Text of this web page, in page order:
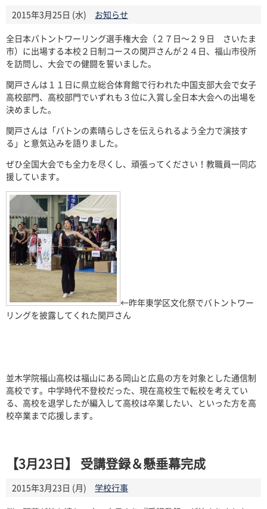
2015年3月25日 (水)
お知らせ
全日本バトントワーリング選手権大会（２７日～２９日 さいたま
市）に出場する本校２日制コースの関戸さんが２４日、福山市役所
を訪問し、大会での健闘を誓いました。
関戸さんは１１日に県立総合体育館で行われた中国支部大会で女子
高校部門、高校部門でいずれも３位に入賞し全日本大会への出場を
決めました。
関戸さんは「バトンの素晴らしさを伝えられるよう全力で演技す
る」と意気込みを語りました。
ぜひ全国大会でも全力を尽くし、頑張ってください！教職員一同応
援しています。
←昨年東学区文化祭でバトントワー
リングを披露してくれた関戸さん
並木学院福山高校は福山にある岡山と広島の方を対象とした通信制
高校です。中学時代不登校だった、現在高校生で転校を考えてい
る、高校を退学したが編入して高校は卒業したい、といった方を高
校卒業まで応援します。
【3月23日】 受講登録＆懸垂幕完成
2015年3月23日 (月)
学校行事